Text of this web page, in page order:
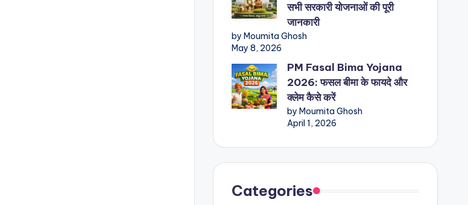
सभी सरकारी योजनाओं की पूरी
जानकारी
by Moumita Ghosh
May 8, 2026
PM Fasal Bima Yojana
2026: फसल बीमा के फायदे और
क्लेम कैसे करें
by Moumita Ghosh
April 1, 2026
Categories